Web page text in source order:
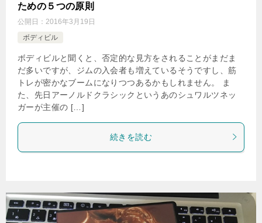
ための５つの原則
公開日： 2016年3月19日
ボディビル
ボディビルと聞くと、否定的な見方をされることがまだま
だ多いですが、ジムの入会者も増えているそうですし、筋
トレが密かなブームになりつつあるかもしれません。 ま
た、先日アーノルドクラシックというあのシュワルツネッ
ガーが主催の […]
続きを読む